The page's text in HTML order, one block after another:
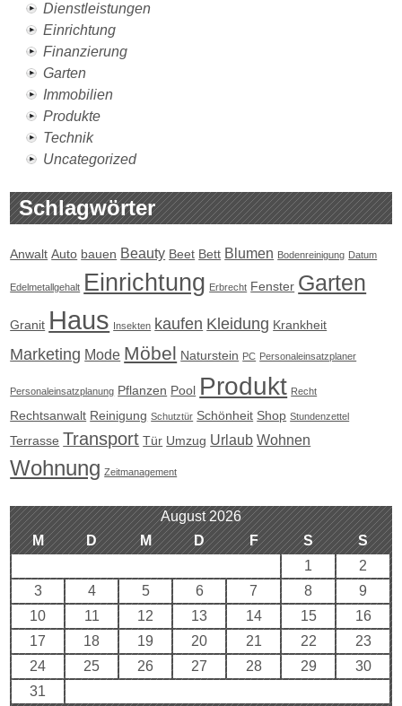
Dienstleistungen
Einrichtung
Finanzierung
Garten
Immobilien
Produkte
Technik
Uncategorized
Schlagwörter
Anwalt Auto bauen Beauty Beet Bett Blumen Bodenreinigung Datum
Edelmetallgehalt Einrichtung Erbrecht Fenster Garten
Granit Haus Insekten kaufen Kleidung Krankheit
Marketing Mode Möbel Naturstein PC Personaleinsatzplaner
Personaleinsatzplanung Pflanzen Pool Produkt Recht
Rechtsanwalt Reinigung Schutztür Schönheit Shop Stundenzettel
Terrasse Transport Tür Umzug Urlaub Wohnen
Wohnung Zeitmanagement
August 2026
M
D M D F S
S
1
2
3
4 5 6 7 8
9
10
11 12 13 14 15
16
17
18 19 20 21 22
23
24
25 26 27 28 29
30
31